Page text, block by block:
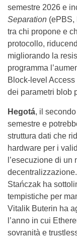
semestre 2026 e
Separation (ePBS,
tra chi propone e
protocollo,
migliorando la
programma
Block-level
dei parametri blob
Hegotá, il
semestre e
struttura dati che
hardware per i
l’esecuzione di un
Stańczak ha
tempistiche per
Vitalik Buterin ha
l’anno in cui
sovranità e